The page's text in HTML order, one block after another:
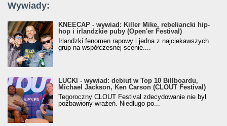
Wywiady:
KNEECAP - wywiad: Killer Mike, rebeliancki hip-
hop i irlandzkie puby (Open'er Festival)
Irlandzki fenomen rapowy i jedna z najciekawszych
grup na współczesnej scenie....
LUCKI - wywiad: debiut w Top 10 Billboardu,
Michael Jackson, Ken Carson (CLOUT Festival)
Tegoroczny CLOUT Festival zdecydowanie nie był
pozbawiony wrażeń. Niedługo po...